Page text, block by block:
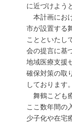
に近づけよう
本計画にお
市が設置する
ことといたし
会の提言に基
地域医療支援
確保対策の取
しております。
舞鶴こども
ここ数年間の
少子化や在宅